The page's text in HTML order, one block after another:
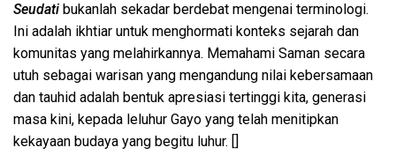
Seudati bukanlah sekadar berdebat mengenai terminologi.
Ini adalah ikhtiar untuk menghormati konteks sejarah dan
komunitas yang melahirkannya. Memahami Saman secara
utuh sebagai warisan yang mengandung nilai kebersamaan
dan tauhid adalah bentuk apresiasi tertinggi kita, generasi
masa kini, kepada leluhur Gayo yang telah menitipkan
kekayaan budaya yang begitu luhur. []